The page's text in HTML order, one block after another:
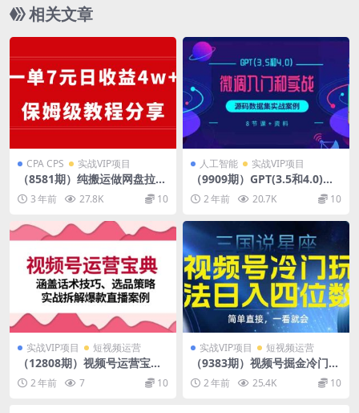
相关文章
CPA CPS 实战VIP项目
（8581期）纯搬运做网盘拉新
一单7元，最高单日收益40000
+（保姆级教程）
3 年前 27.8K 10
人工智能 实战VIP项目
（9909期）GPT(3.5和4.0)微
调入门和实战，源码数据集实
战案例（8节课+资料）
2 年前 20.7K 10
实战VIP项目 短视频运营
（12808期）视频号运营宝
典：涵盖话术技巧、选品策
略、实战拆解爆款直播案例
2 年前 7 10
实战VIP项目 短视频运营
（9383期）视频号掘金冷门玩
法，三国星座赛道，日入四位
数（教程+素材）
2 年前 25.4K 10